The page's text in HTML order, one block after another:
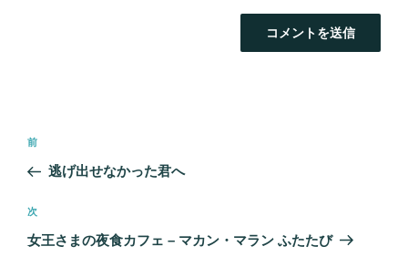
ナ
ビ
ー
前
の
稿
前
逃げ出せなかった君へ
次
の
次
女王さまの夜食カフェ – マカン・マラン ふたたび